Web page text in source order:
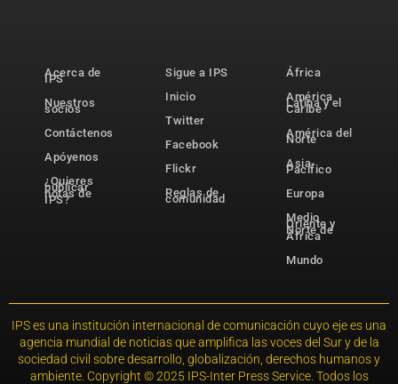
Acerca de
IPS
Nuestros
socios
Contáctenos
Apóyenos
¿Quieres
publicar
notas de
IPS?
Sigue a IPS
Inicio
Twitter
Facebook
Flickr
Reglas de
comunidad
África
América
Latina y el
Caribe
América del
Norte
Asia-
Pacífico
Europa
Medio
Oriente y
Norte de
África
Mundo
IPS es una institución internacional de comunicación cuyo eje es una
agencia mundial de noticias que amplifica las voces del Sur y de la
sociedad civil sobre desarrollo, globalización, derechos humanos y
ambiente. Copyright © 2025 IPS-Inter Press Service. Todos los